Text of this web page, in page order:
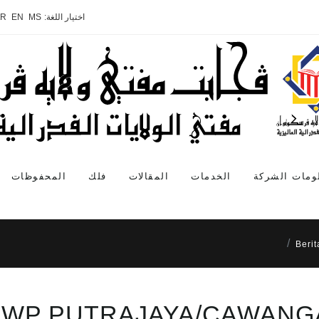
اختيار اللغة: MS
EN
الشركة الخدمات المقالات فلك المحفوظات